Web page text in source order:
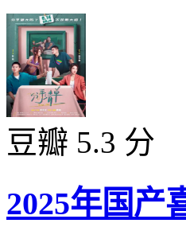
豆瓣 5.3 分
2025年国产